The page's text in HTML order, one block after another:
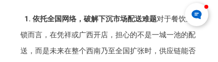
1. 依托全国网络，破解下沉市场配送难题对于餐饮连
锁而言，在凭祥或广西开店，担心的不是一城一池的配
送，而是未来在整个西南乃至全国扩张时，供应链能否